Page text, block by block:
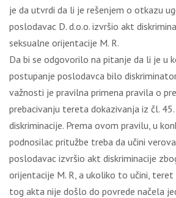
je da utvrdi da li je rešenjem o otkazu
poslodavac D. d.o.o. izvršio akt
seksualne orijentacije M. R.
Da bi se odgovorilo na pitanje da li je u
postupanje poslodavca bilo
važnosti je pravilna primena pravila o
prebacivanju tereta dokazivanja iz čl.
diskriminacije. Prema ovom pravilu, u
podnosilac pritužbe treba da učini
poslodavac izvršio akt diskriminacije
orijentacije M. R, a ukoliko to učini,
tog akta nije došlo do povrede načela